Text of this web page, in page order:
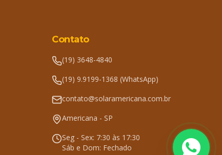
Contato
(19) 3648-4840
(19) 9.9199-1368 (WhatsApp)
contato@solaramericana.com.br
Americana - SP
Seg - Sex: 7:30 às 17:30
Sáb e Dom: Fechado